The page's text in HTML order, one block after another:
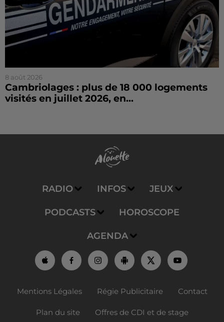
8 août 2026
Cambriolages : plus de 18 000 logements
visités en juillet 2026, en...
RADIO INFOS JEUX
PODCASTS HOROSCOPE
AGENDA
Mentions Légales Régie Publicitaire Contact
Plan du site Offres de CDI et de stage